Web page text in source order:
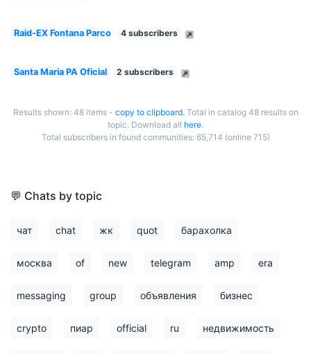
Raid-EX Fontana Parco 4 subscribers
Santa Maria PA Oficial 2 subscribers
Results shown: 48 items - copy to clipboard.Total in catalog 48 results on
topic. Download all here.
Total subscribers in found communities: 65,714 (online 715)
💬 Chats by topic
чат chat жк quot барахолка
москва of new telegram amp era
messaging group объявления бизнес
crypto пиар official ru недвижимость